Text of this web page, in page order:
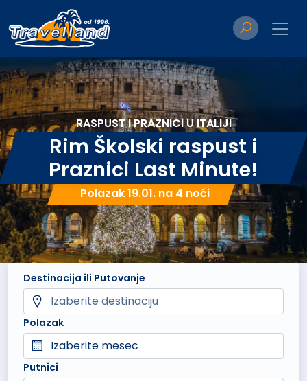
RASPUST I PRAZNICI U ITALIJI
Rim Školski raspust i
Praznici Last Minute!
Polazak 19.01. na 4 noći
Destinacija ili Putovanje
Polazak
Izaberite mesec
Putnici